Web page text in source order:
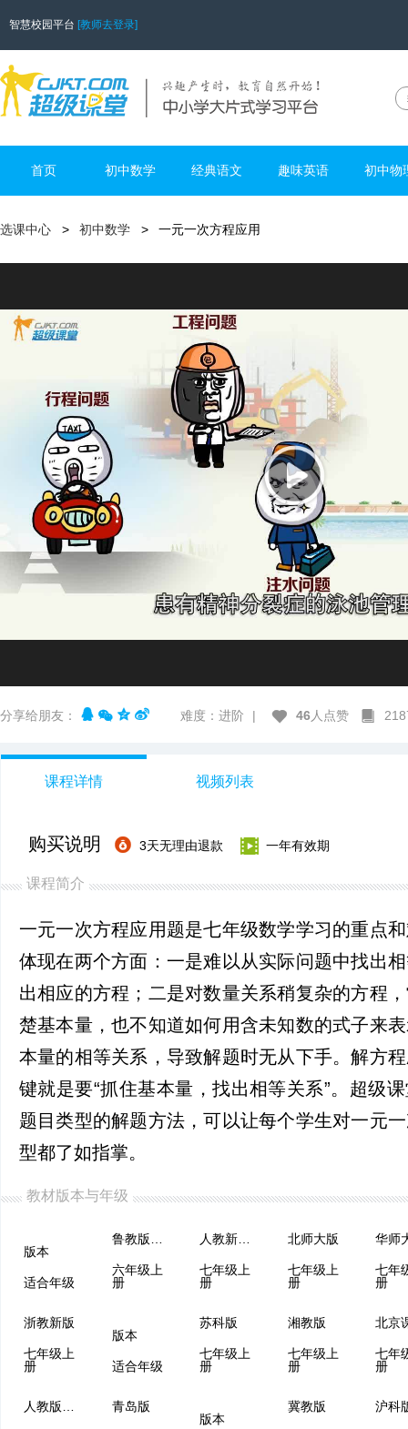
智慧校园平台 [教师去登录]
首页 初中数学 经典语文 趣味英语 初中物
选课中心 初中数学 一元一次方程应用
分享给朋友： 难度：进阶 | 46人点赞
课程详情 视频列表
购买说明 3天无理由退款 一年有效期
课程简介
一元一次方程应用题是七年级数学学习的重点
体现在两个方面：一是难以从实际问题中找出
出相应的方程；二是对数量关系稍复杂的方程
楚基本量，也不知道如何用含未知数的式子来
本量的相等关系，导致解题时无从下手。解方
键就是要“抓住基本量，找出相等关系”。超级
题目类型的解题方法，可以让每个学生对一元
型都了如指掌。
教材版本与年级
版本
适合年级
六年级上
册
七年级上
册
北师大版
七年级上
册
华师
七年
册
浙教新版
七年级上
册
版本
适合年级
苏科版
七年级上
册
湘教版
七年级上
册
七年
册
青岛版
版本
冀教版 沪科